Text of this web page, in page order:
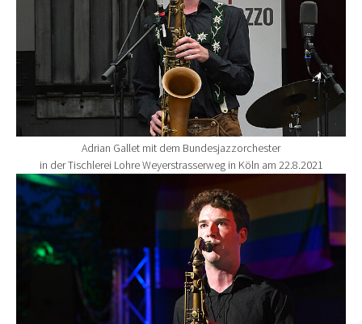
Adrian Gallet mit dem Bundesjazzorchester
in der Tischlerei Lohre Weyerstrasserweg in Köln am 22.8.2021
Show larger version for: